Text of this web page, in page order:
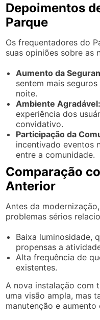
Depoimentos
Parque
Os frequentadores do
suas opiniões sobre as
Aumento da
sentem mais
noite.
Ambiente Agradável:
experiência dos
convidativo.
Participação da
incentivado eventos
entre a comunidade.
Comparação
Anterior
Antes da
problemas sérios
Baixa luminosidade,
propensas a
Alta frequência de
existentes.
A nova instalação com
uma visão ampla, mas
manutenção e aumento